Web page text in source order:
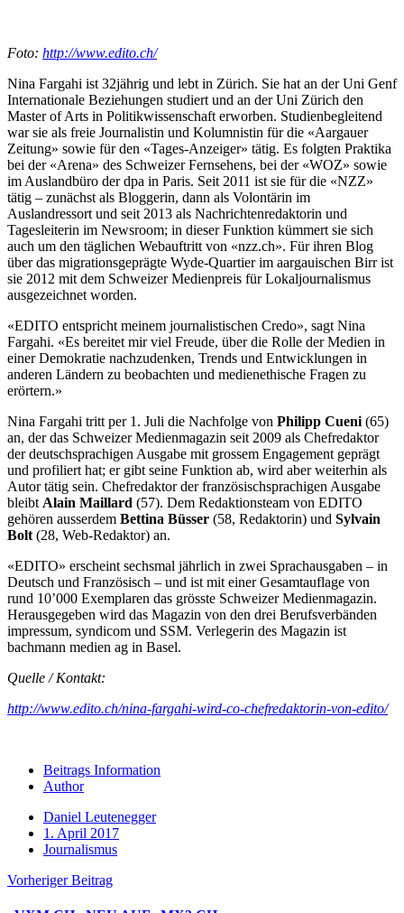
Foto: http://www.edito.ch/
Nina Fargahi ist 32jährig und lebt in Zürich. Sie hat an der Uni Genf
Internationale Beziehungen studiert und an der Uni Zürich den
Master of Arts in Politikwissenschaft erworben. Studienbegleitend
war sie als freie Journalistin und Kolumnistin für die «Aargauer
Zeitung» sowie für den «Tages-Anzeiger» tätig. Es folgten Praktika
bei der «Arena» des Schweizer Fernsehens, bei der «WOZ» sowie
im Auslandbüro der dpa in Paris. Seit 2011 ist sie für die «NZZ»
tätig – zunächst als Bloggerin, dann als Volontärin im
Auslandressort und seit 2013 als Nachrichtenredaktorin und
Tagesleiterin im Newsroom; in dieser Funktion kümmert sie sich
auch um den täglichen Webauftritt von «nzz.ch». Für ihren Blog
über das migrationsgeprägte Wyde-Quartier im aargauischen Birr ist
sie 2012 mit dem Schweizer Medienpreis für Lokaljournalismus
ausgezeichnet worden.
«EDITO entspricht meinem journalistischen Credo», sagt Nina
Fargahi. «Es bereitet mir viel Freude, über die Rolle der Medien in
einer Demokratie nachzudenken, Trends und Entwicklungen in
anderen Ländern zu beobachten und medienethische Fragen zu
erörtern.»
Nina Fargahi tritt per 1. Juli die Nachfolge von Philipp Cueni (65)
an, der das Schweizer Medienmagazin seit 2009 als Chefredaktor
der deutschsprachigen Ausgabe mit grossem Engagement geprägt
und profiliert hat; er gibt seine Funktion ab, wird aber weiterhin als
Autor tätig sein. Chefredaktor der französischsprachigen Ausgabe
bleibt Alain Maillard (57). Dem Redaktionsteam von EDITO
gehören ausserdem Bettina Büsser (58, Redaktorin) und Sylvain
Bolt (28, Web-Redaktor) an.
«EDITO» erscheint sechsmal jährlich in zwei Sprachausgaben – in
Deutsch und Französisch – und ist mit einer Gesamtauflage von
rund 10’000 Exemplaren das grösste Schweizer Medienmagazin.
Herausgegeben wird das Magazin von den drei Berufsverbänden
impressum, syndicom und SSM. Verlegerin des Magazin ist
bachmann medien ag in Basel.
Quelle / Kontakt:
http://www.edito.ch/nina-fargahi-wird-co-chefredaktorin-von-edito/
Beitrags Information
Author
Daniel Leutenegger
1. April 2017
Journalismus
Vorheriger Beitrag